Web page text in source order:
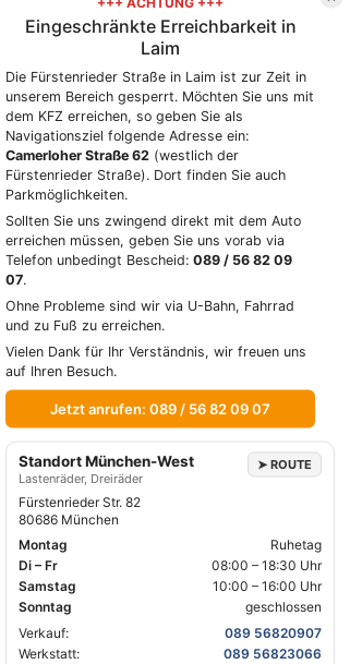
Leasinganbieter
Eingeschränkte Erreichbarkeit in
Laim
Die Fürstenrieder Straße in Laim ist zur Zeit in
unserem Bereich gesperrt. Möchten Sie uns mit
dem KFZ erreichen, so geben Sie als
Navigationsziel folgende Adresse ein:
Camerloher Straße 62 (westlich der
Fürstenrieder Straße). Dort finden Sie auch
Parkmöglichkeiten.
Sollten Sie uns zwingend direkt mit dem Auto
erreichen müssen, geben Sie uns vorab via
Telefon unbedingt Bescheid: 089 / 56 82 09
07.
Ohne Probleme sind wir via U-Bahn, Fahrrad
und zu Fuß zu erreichen.
Vielen Dank für Ihr Verständnis, wir freuen uns
auf Ihren Besuch.
Jetzt anrufen: 089 / 56 82 09 07
Standort München-West
Lastenräder, Dreiräder
➤ ROUTE
Fürstenrieder Str. 82
80686 München
Montag
Ruhetag
Di – Fr
08:00 – 18:30 Uhr
Samstag
10:00 – 16:00 Uhr
Sonntag
geschlossen
Verkauf:
089 56820907
Werkstatt:
089 56823066